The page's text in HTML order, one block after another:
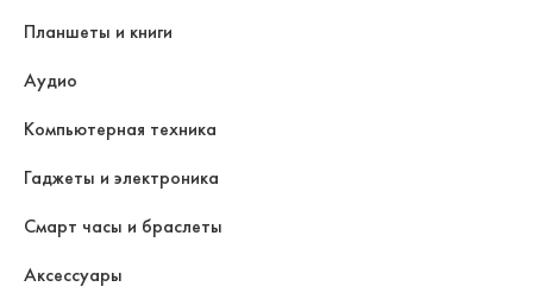
Планшеты и книги
Аудио
Компьютерная техника
Гаджеты и электроника
Смарт часы и браслеты
Аксессуары